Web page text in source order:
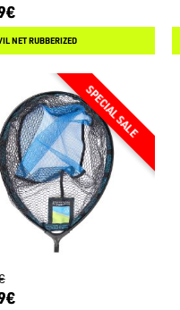
NET RUBBERIZED